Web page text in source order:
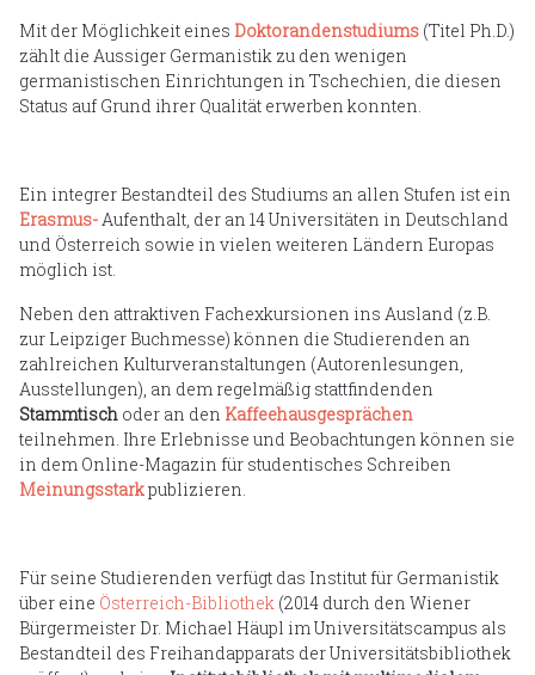
Mit der Möglichkeit eines Doktorandenstudiums (Titel Ph.D.)
zählt die Aussiger Germanistik zu den wenigen
germanistischen Einrichtungen in Tschechien, die diesen
Status auf Grund ihrer Qualität erwerben konnten.
Ein integrer Bestandteil des Studiums an allen Stufen ist ein
Erasmus-Aufenthalt, der an 14 Universitäten in Deutschland
und Österreich sowie in vielen weiteren Ländern Europas
möglich ist.
Neben den attraktiven Fachexkursionen ins Ausland (z.B.
zur Leipziger Buchmesse) können die Studierenden an
zahlreichen Kulturveranstaltungen (Autorenlesungen,
Ausstellungen), an dem regelmäßig stattfindenden
Stammtisch oder an den Kaffeehausgesprächen
teilnehmen. Ihre Erlebnisse und Beobachtungen können sie
in dem Online-Magazin für studentisches Schreiben
Meinungsstarkpublizieren.
Für seine Studierenden verfügt das Institut für Germanistik
über eine Österreich-Bibliothek (2014 durch den Wiener
Bürgermeister Dr. Michael Häupl im Universitätscampus als
Bestandteil des Freihandapparats der Universitätsbibliothek